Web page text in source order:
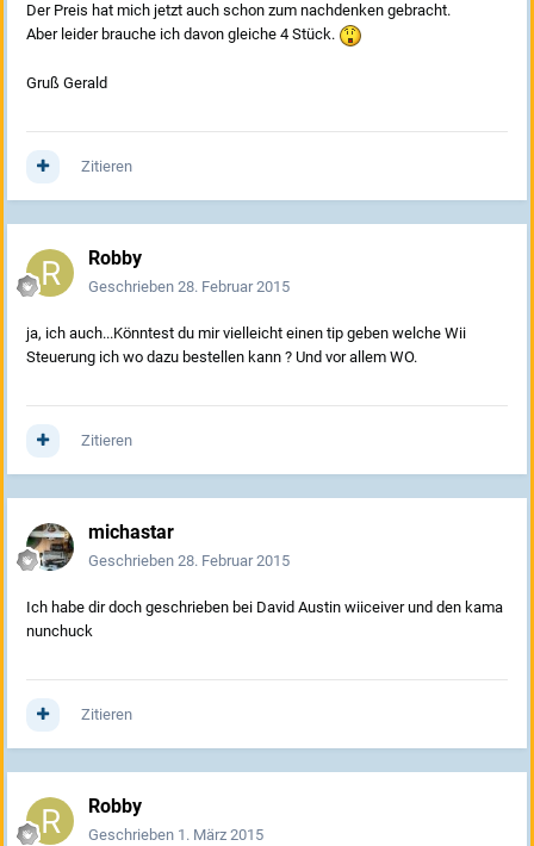
Der Preis hat mich jetzt auch schon zum nachdenken gebracht.
Aber leider brauche ich davon gleiche 4 Stück.
Gruß Gerald
Zitieren
Robby
Geschrieben 28. Februar 2015
ja, ich auch...Könntest du mir vielleicht einen tip geben welche Wii
Steuerung ich wo dazu bestellen kann ? Und vor allem WO.
Zitieren
michastar
Geschrieben 28. Februar 2015
Ich habe dir doch geschrieben bei David Austin wiiceiver und den kama
nunchuck
Zitieren
Robby
Geschrieben 1. März 2015